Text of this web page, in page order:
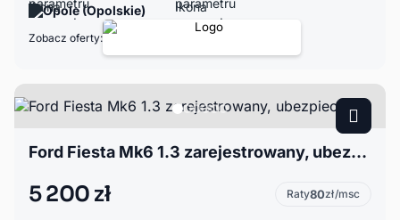
Opole (Opolskie)
Zobacz oferty:
Ford Fiesta Mk6 1.3 zarejestrowany, ubezpieczony
5 200 zł Raty80zł/msc